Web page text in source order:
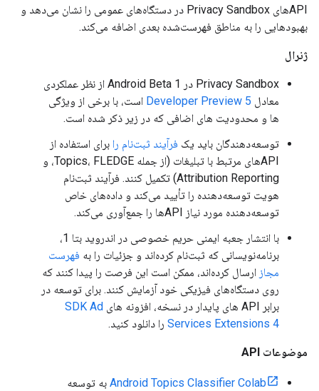
APIهای Privacy Sandbox در دستگاه‌های عمومی را نشان می‌دهد و
بهبودهایی را به مناطق فهرست‌شده بعدی اضافه می‌کند.
ژنرال
Privacy Sandbox در Android Beta 1 از نظر عملکردی
معادل Developer Preview 5 است، با برخی از ویژگی
ها و محدودیت های اضافی که در زیر ذکر شده است.
توسعه‌دهندگان باید یک فرآیند ثبت‌نام را برای استفاده از
APIهای مرتبط با تبلیغات (از جمله Topics، FLEDGE، و
Attribution Reporting) تکمیل کنند. فرآیند ثبت‌نام
هویت توسعه‌دهنده را تأیید می‌کند و داده‌های خاص
توسعه‌دهنده مورد نیاز APIها را جمع‌آوری می‌کند.
با انتشار جعبه ایمنی حریم خصوصی در اندروید بتا 1،
برنامه‌نویسانی که ثبت‌نام کرده‌اند و جزئیات را به فهرست
مجاز ارسال کرده‌اند، ممکن است این فرصت را پیدا کنند که
روی دستگاه‌های فیزیکی خود آزمایش کنند. برای توسعه در
برابر API های پایدار در نسخه، افزونه های
SDK Ad
Services Extensions 4 را دانلود کنید.
موضوعات API
Android Topics Classifier Colab به توسعه